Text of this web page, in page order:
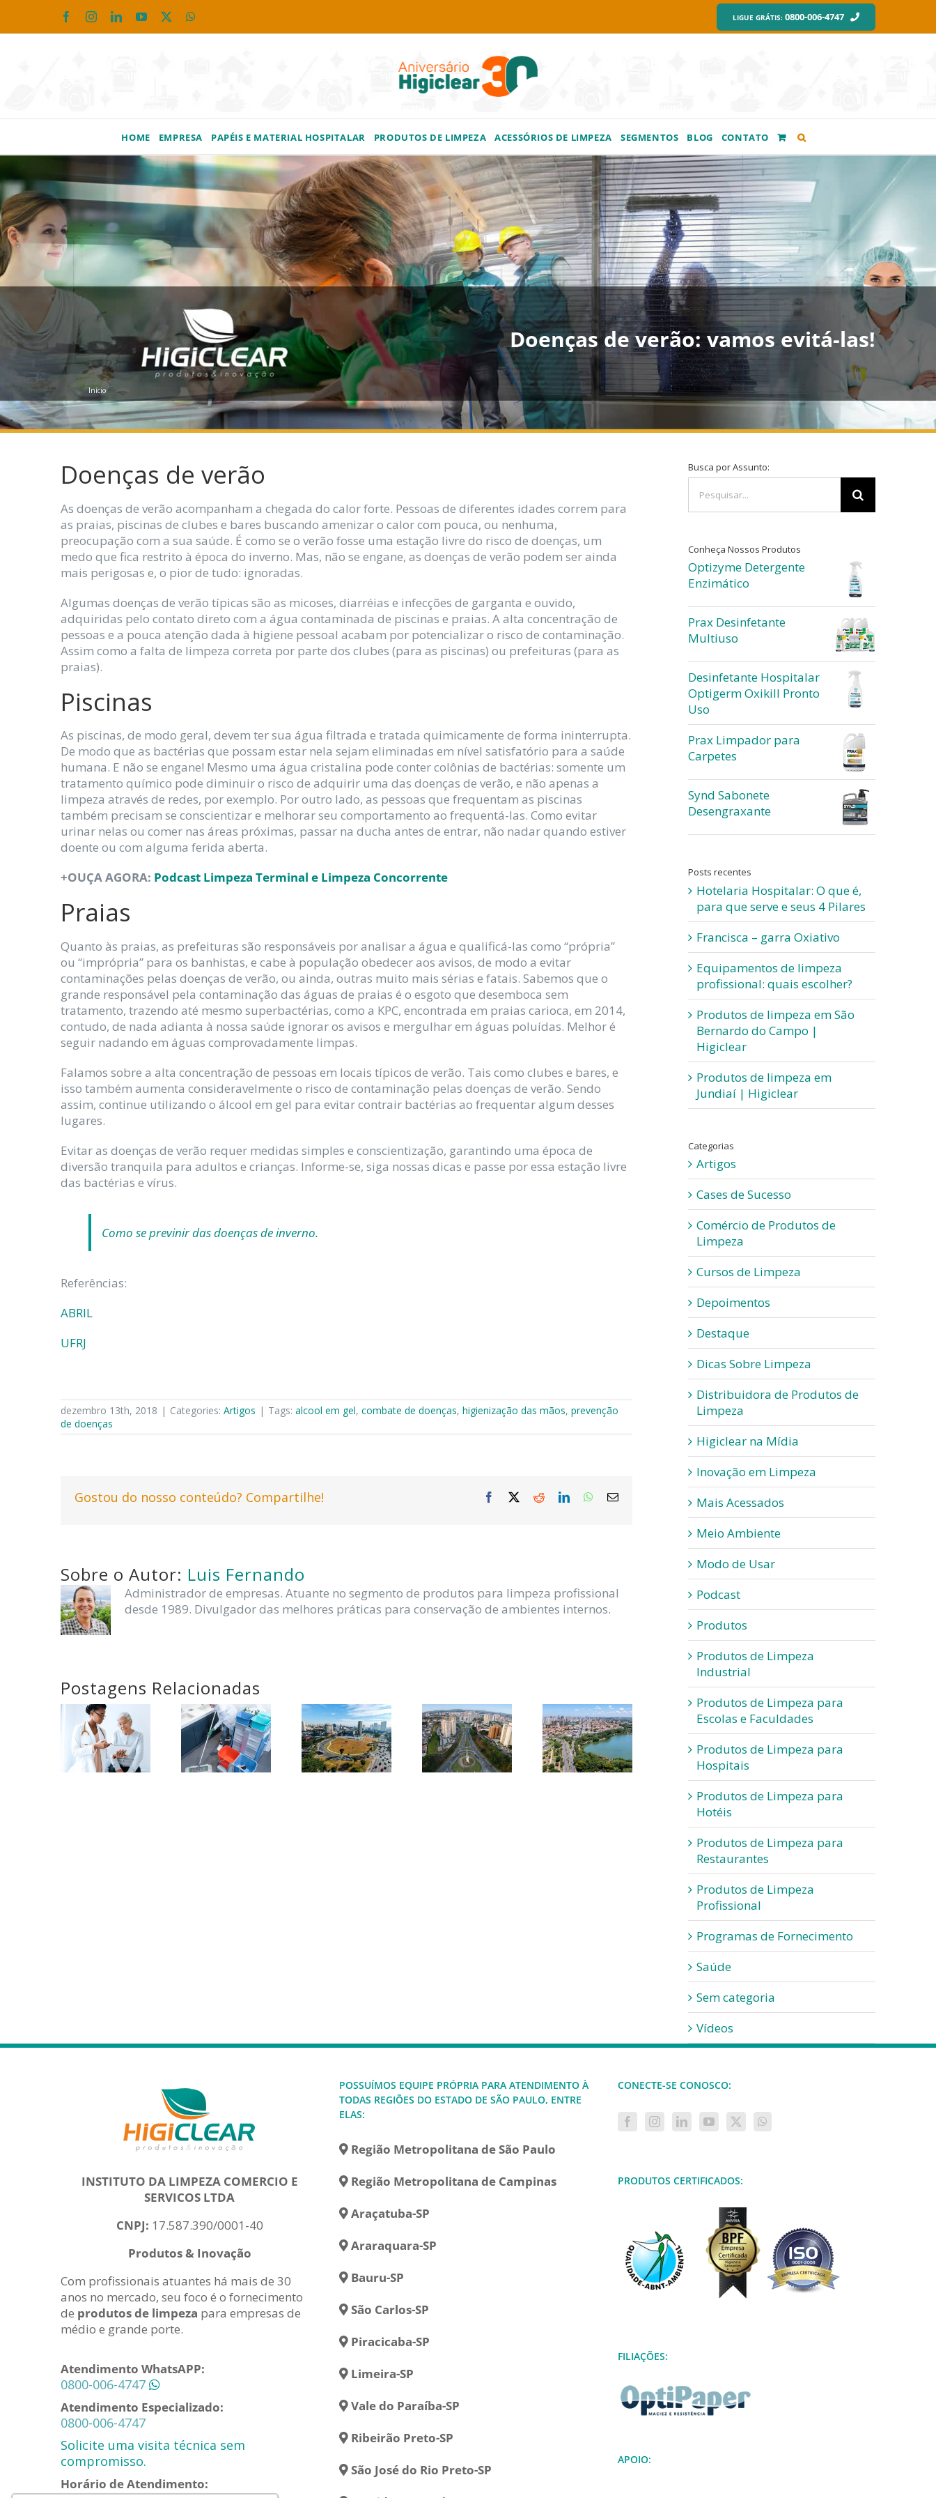
o
FacebookInstagramLinkedInYouTube LIGUE GRÁTIS: 0800-006-4747
HOME EMPRESA PAPÉIS E MATERIAL HOSPITALAR PRODUTOS DE LIMPEZA ACESSÓRIOS DE LIMPEZA SEGMENTOS BLOG CONTATO
Doenças de verão: vamos evitá-las!
Início
Doenças de verão
As doenças de verão acompanham a chegada do calor forte. Pessoas de diferentes idades correm para
as praias, piscinas de clubes e bares buscando amenizar o calor com pouca, ou nenhuma,
preocupação com a sua saúde. É como se o verão fosse uma estação livre do risco de doenças, um
medo que fica restrito à época do inverno. Mas, não se engane, as doenças de verão podem ser ainda
mais perigosas e, o pior de tudo: ignoradas.
Algumas doenças de verão típicas são as micoses, diarréias e infecções de garganta e ouvido,
adquiridas pelo contato direto com a água contaminada de piscinas e praias. A alta concentração de
pessoas e a pouca atenção dada à higiene pessoal acabam por potencializar o risco de contaminação.
Assim como a falta de limpeza correta por parte dos clubes (para as piscinas) ou prefeituras (para as
praias).
Piscinas
As piscinas, de modo geral, devem ter sua água filtrada e tratada quimicamente de forma ininterrupta.
De modo que as bactérias que possam estar nela sejam eliminadas em nível satisfatório para a saúde
humana. E não se engane! Mesmo uma água cristalina pode conter colônias de bactérias: somente um
tratamento químico pode diminuir o risco de adquirir uma das doenças de verão, e não apenas a
limpeza através de redes, por exemplo. Por outro lado, as pessoas que frequentam as piscinas
também precisam se conscientizar e melhorar seu comportamento ao frequentá-las. Como evitar
urinar nelas ou comer nas áreas próximas, passar na ducha antes de entrar, não nadar quando estiver
doente ou com alguma ferida aberta.
+OUÇA AGORA: Podcast Limpeza Terminal e Limpeza Concorrente
Praias
Quanto às praias, as prefeituras são responsáveis por analisar a água e qualificá-las como “própria”
ou “imprópria” para os banhistas, e cabe à população obedecer aos avisos, de modo a evitar
contaminações pelas doenças de verão, ou ainda, outras muito mais sérias e fatais. Sabemos que o
grande responsável pela contaminação das águas de praias é o esgoto que desemboca sem
tratamento, trazendo até mesmo superbactérias, como a KPC, encontrada em praias carioca, em 2014,
contudo, de nada adianta à nossa saúde ignorar os avisos e mergulhar em águas poluídas. Melhor é
seguir nadando em águas comprovadamente limpas.
Falamos sobre a alta concentração de pessoas em locais típicos de verão. Tais como clubes e bares, e
isso também aumenta consideravelmente o risco de contaminação pelas doenças de verão. Sendo
assim, continue utilizando o álcool em gel para evitar contrair bactérias ao frequentar algum desses
lugares.
Evitar as doenças de verão requer medidas simples e conscientização, garantindo uma época de
diversão tranquila para adultos e crianças. Informe-se, siga nossas dicas e passe por essa estação livre
das bactérias e vírus.
Como se previnir das doenças de inverno.
Referências:
ABRIL
UFRJ
dezembro 13th, 2018 | Categories: Artigos | Tags: alcool em gel, combate de doenças, higienização das mãos, prevenção
de doenças
Gostou do nosso conteúdo? Compartilhe! Facebook
X RedditLinkedInWhatsApp
E-
Sobre o Autor: Luis Fernando
Administrador de empresas. Atuante no segmento de produtos para limpeza profissional
desde 1989. Divulgador das melhores práticas para conservação de ambientes internos.
Postagens Relacionadas
Hospitalar:
para que
seus 4
Equipamentos
de limpeza
profissional:
quais
escolher?
Produtos
de limpeza
em São
Bernardo
do Campo
Produtos
de limpeza
em Jundiaí
| Higiclear
Produtos
de
Limpeza
Campinas
e Região |
Hotelaria
O que é,
seus 4
Equipamentos
quais
Busca por Assunto:
resultados
para:
Conheça Nossos Produtos
Optizyme Detergente
Enzimático
Prax Desinfetante
Multiuso
Desinfetante Hospitalar
Optigerm Oxikill Pronto
Uso
Prax Limpador para
Carpetes
Synd Sabonete
Desengraxante
Posts recentes
Hotelaria Hospitalar: O que é,
para que serve e seus 4 Pilares
Francisca – garra Oxiativo
Equipamentos de limpeza
profissional: quais escolher?
Produtos de limpeza em São
Bernardo do Campo |
Higiclear
Produtos de limpeza em
Jundiaí | Higiclear
Categorias
Artigos
Cases de Sucesso
Comércio de Produtos de
Limpeza
Cursos de Limpeza
Depoimentos
Destaque
Dicas Sobre Limpeza
Distribuidora de Produtos de
Limpeza
Higiclear na Mídia
Inovação em Limpeza
Mais Acessados
Meio Ambiente
Modo de Usar
Podcast
Produtos
Produtos de Limpeza
Industrial
Produtos de Limpeza para
Escolas e Faculdades
Produtos de Limpeza para
Hospitais
Produtos de Limpeza para
Hotéis
Produtos de Limpeza para
Restaurantes
Produtos de Limpeza
Profissional
Programas de Fornecimento
Saúde
Sem categoria
Vídeos
INSTITUTO DA LIMPEZA COMERCIO E
SERVICOS LTDA
CNPJ: 17.587.390/0001-40
Produtos & Inovação
Com profissionais atuantes há mais de 30
anos no mercado, seu foco é o fornecimento
de produtos de limpeza para empresas de
médio e grande porte.
Atendimento WhatsAPP:
0800-006-4747
Atendimento Especializado:
0800-006-4747
Solicite uma visita técnica sem
compromisso.
Horário de Atendimento:
POSSUÍMOS EQUIPE PRÓPRIA PARA ATENDIMENTO À
TODAS REGIÕES DO ESTADO DE SÃO PAULO, ENTRE
ELAS:
Região Metropolitana de São Paulo
Região Metropolitana de Campinas
Araçatuba-SP
Araraquara-SP
Bauru-SP
São Carlos-SP
Piracicaba-SP
Limeira-SP
Vale do Paraíba-SP
Ribeirão Preto-SP
São José do Rio Preto-SP
CONECTE-SE CONOSCO:
PRODUTOS CERTIFICADOS:
FILIAÇÕES:
APOIO: